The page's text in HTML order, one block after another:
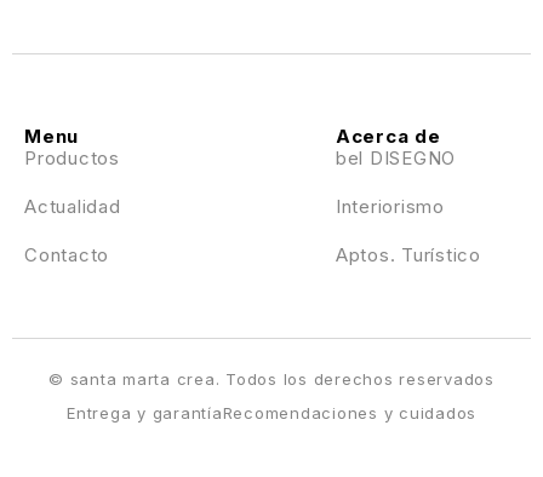
Acerca de
bel DISEGNO
Interiorismo
Aptos. Turístico
Menu
Productos
Actualidad
Contacto
Entrega y garantíaRecomendaciones y cuidados
© santa marta crea. Todos los derechos reservados